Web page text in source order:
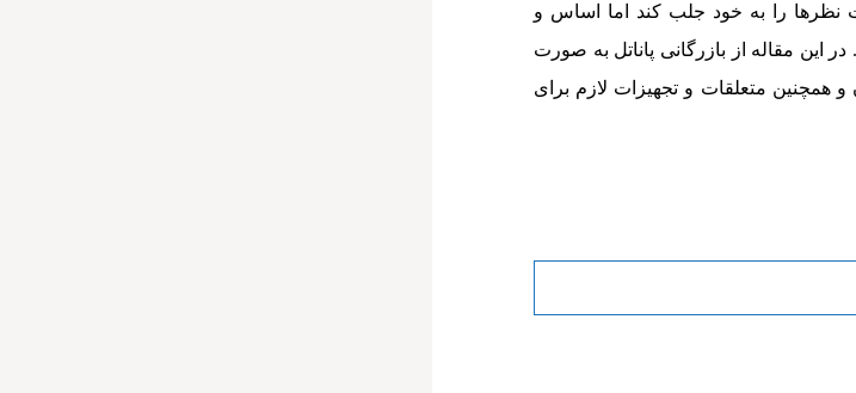
را به خود جلب کند اما اساس و
این مقاله از بازرگانی پاناتل به صورت
همچنین متعلقات و تجهیزات لازم برای